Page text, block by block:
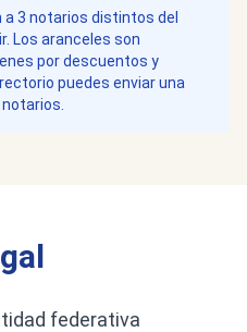
3 notarios distintos del
Los aranceles son
por descuentos y
puedes enviar una
federativa